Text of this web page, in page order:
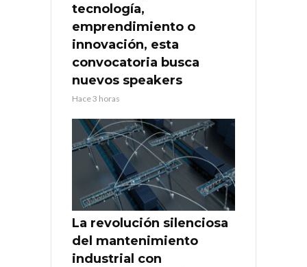
tecnología,
emprendimiento o
innovación, esta
convocatoria busca
nuevos speakers
Hace 3 horas
La revolución silenciosa
del mantenimiento
industrial con